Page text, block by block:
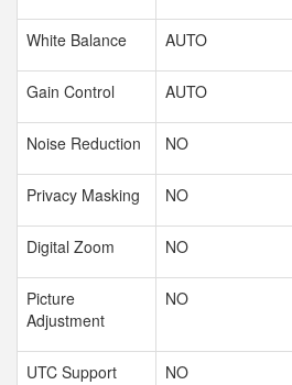
White Balance AUTO
Gain Control AUTO
Noise Reduction NO
Privacy Masking NO
Digital Zoom NO
Picture
Adjustment
NO
UTC Support NO